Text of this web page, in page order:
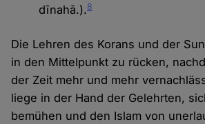
dīnahā.).8
Die Lehren des Korans und der
in den Mittelpunkt zu rücken,
der Zeit mehr und mehr
liege in der Hand der Gelehrten,
bemühen und den Islam von